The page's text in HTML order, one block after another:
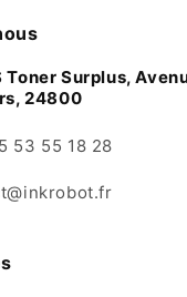
Surplus,
24800
53 55 18 28